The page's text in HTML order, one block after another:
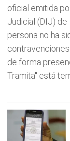
oficial emitida
Judicial (DIJ) de
persona no ha
de forma
Tramita" está